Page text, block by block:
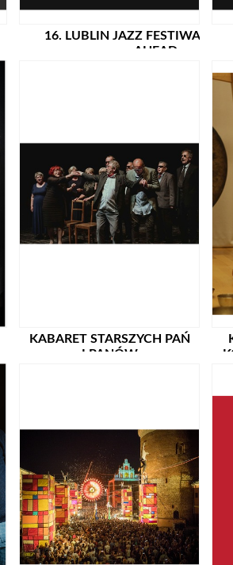
16. LUBLIN JAZZ FESTIWAL:
AHEAD:
KABARET STARSZYCH PAŃ
I PANÓW